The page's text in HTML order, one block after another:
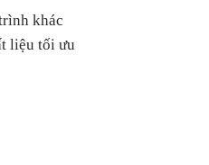
khác
liệu tối ưu